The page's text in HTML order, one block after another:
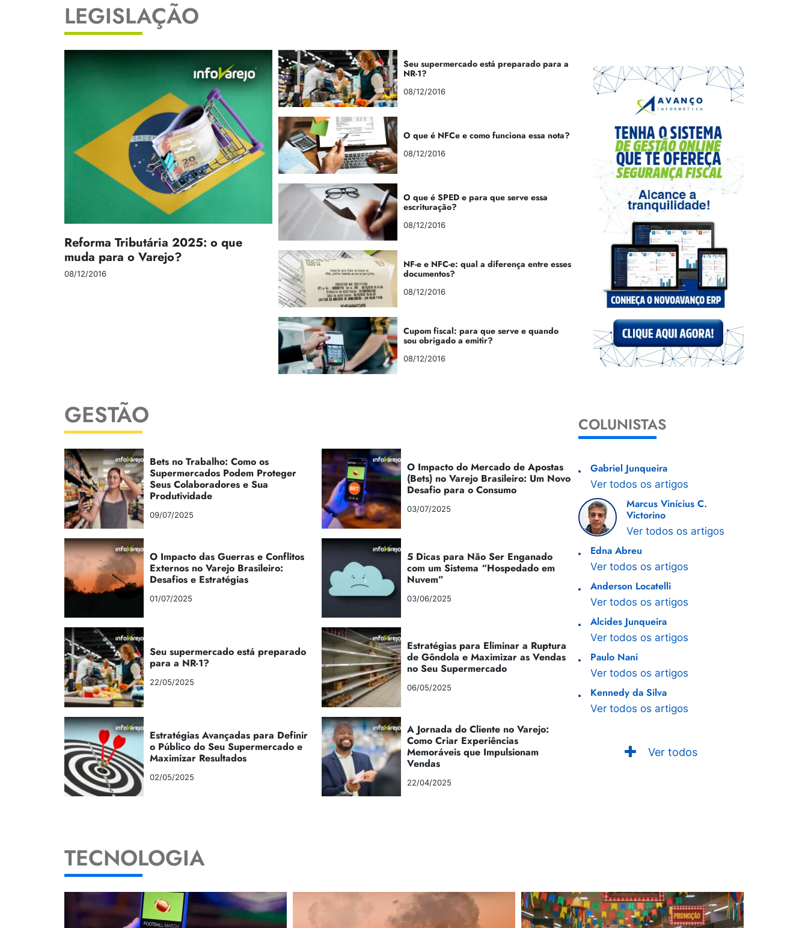
LEGISLAÇÃO
Reforma Tributária 2025: o que
muda para o Varejo?
08/12/2016
Seu supermercado está preparado para a
NR-1?
08/12/2016
O que é NFCe e como funciona essa nota?
08/12/2016
O que é SPED e para que serve essa
escrituração?
08/12/2016
NF-e e NFC-e: qual a diferença entre esses
documentos?
08/12/2016
Cupom fiscal: para que serve e quando
sou obrigado a emitir?
08/12/2016
GESTÃO
Bets no Trabalho: Como os
Supermercados Podem Proteger
Seus Colaboradores e Sua
Produtividade
09/07/2025
O Impacto do Mercado de Apostas
(Bets) no Varejo Brasileiro: Um Novo
Desafio para o Consumo
03/07/2025
O Impacto das Guerras e Conflitos
Externos no Varejo Brasileiro:
Desafios e Estratégias
01/07/2025
5 Dicas para Não Ser Enganado
com um Sistema “Hospedado em
Nuvem”
03/06/2025
Seu supermercado está preparado
para a NR-1?
22/05/2025
Estratégias para Eliminar a Ruptura
de Gôndola e Maximizar as Vendas
no Seu Supermercado
06/05/2025
Estratégias Avançadas para Definir
o Público do Seu Supermercado e
Maximizar Resultados
02/05/2025
A Jornada do Cliente no Varejo:
Como Criar Experiências
Memoráveis que Impulsionam
Vendas
22/04/2025
COLUNISTAS
Gabriel Junqueira
Ver todos os artigos
Marcus Vinícius C.
Victorino
Ver todos os artigos
Edna Abreu
Ver todos os artigos
Anderson Locatelli
Ver todos os artigos
Alcides Junqueira
Ver todos os artigos
Paulo Nani
Ver todos os artigos
Kennedy da Silva
Ver todos os artigos
Ver todos
TECNOLOGIA